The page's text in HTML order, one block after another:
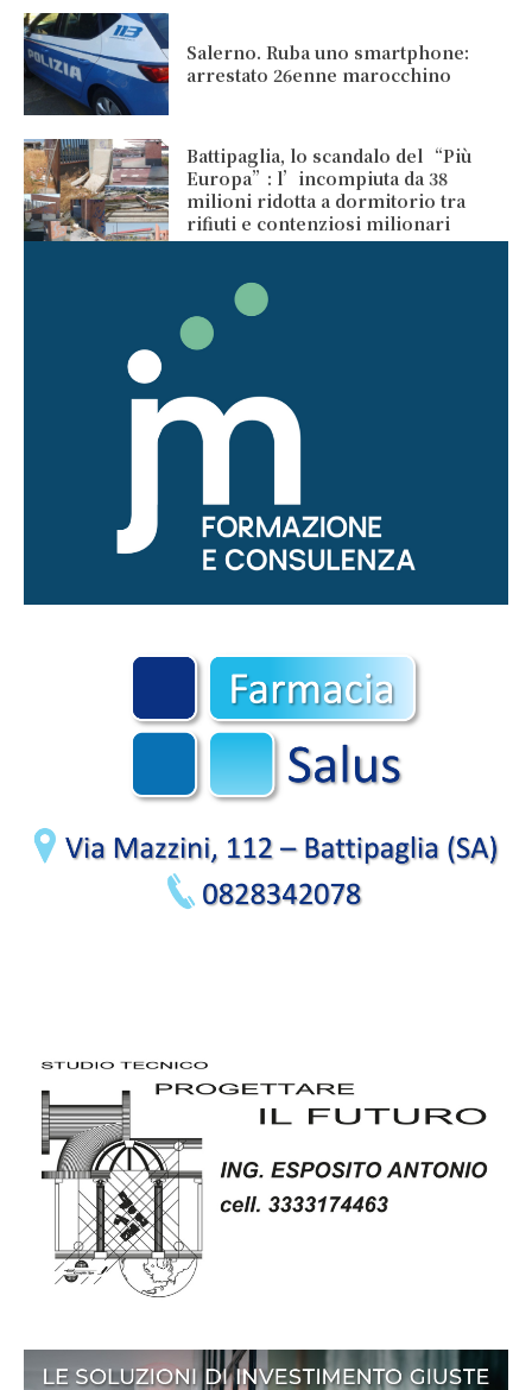
Salerno. Ruba uno smartphone:
arrestato 26enne marocchino
Battipaglia, lo scandalo del “Più
Europa”: l’incompiuta da 38
milioni ridotta a dormitorio tra
rifiuti e contenziosi milionari